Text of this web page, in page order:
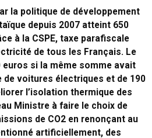
la politique de développement
depuis 2007 atteint 650
à la CSPE, taxe parafiscale
de tous les Français. Le
si la même somme avait
de voitures électriques et de 190
l’isolation thermique des
Ministre à faire le choix de
de CO2 en renonçant au
artificiellement, des